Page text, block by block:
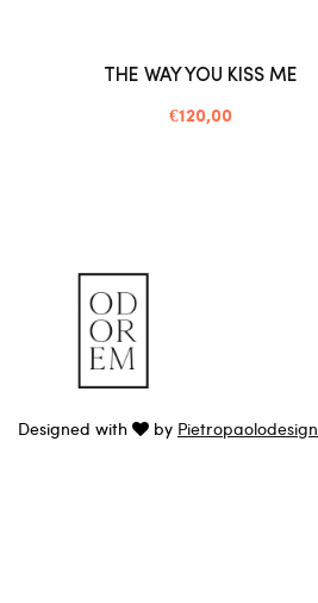
THE WAY YOU KISS ME
€120,00
Designed with by Pietropaolodesign